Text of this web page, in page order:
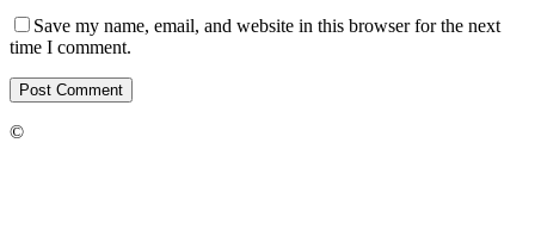
Save my name, email, and website in this browser for the next
time I comment.
©